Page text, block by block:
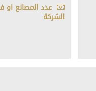
عدد المصانع او
الشركة